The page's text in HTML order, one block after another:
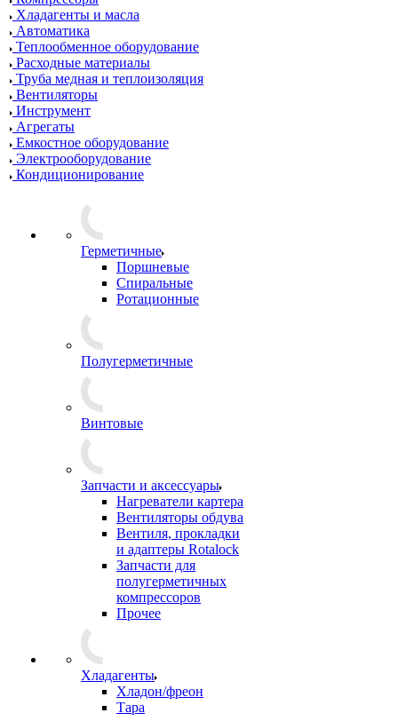
Хладагенты и масла
Автоматика
Теплообменное оборудование
Расходные материалы
Труба медная и теплоизоляция
Вентиляторы
Инструмент
Агрегаты
Емкостное оборудование
Электрооборудование
Кондиционирование
Герметичные
Поршневые
Спиральные
Ротационные
Полугерметичные
Винтовые
Запчасти и аксессуары
Нагреватели картера
Вентиляторы обдува
Вентиля, прокладки
и адаптеры Rotalock
Запчасти для
полугерметичных
компрессоров
Прочее
Хладагенты
Хладон/фреон
Тара